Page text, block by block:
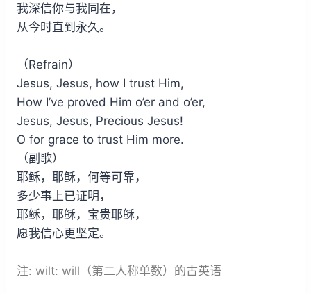
我深信你与我同在，
从今时直到永久。
（Refrain）
Jesus, Jesus, how I trust Him,
How I’ve proved Him o’er and o’er,
Jesus, Jesus, Precious Jesus!
O for grace to trust Him more.
（副歌）
耶稣，耶稣，何等可靠，
多少事上已证明，
耶稣，耶稣，宝贵耶稣，
愿我信心更坚定。
注: wilt: will（第二人称单数）的古英语